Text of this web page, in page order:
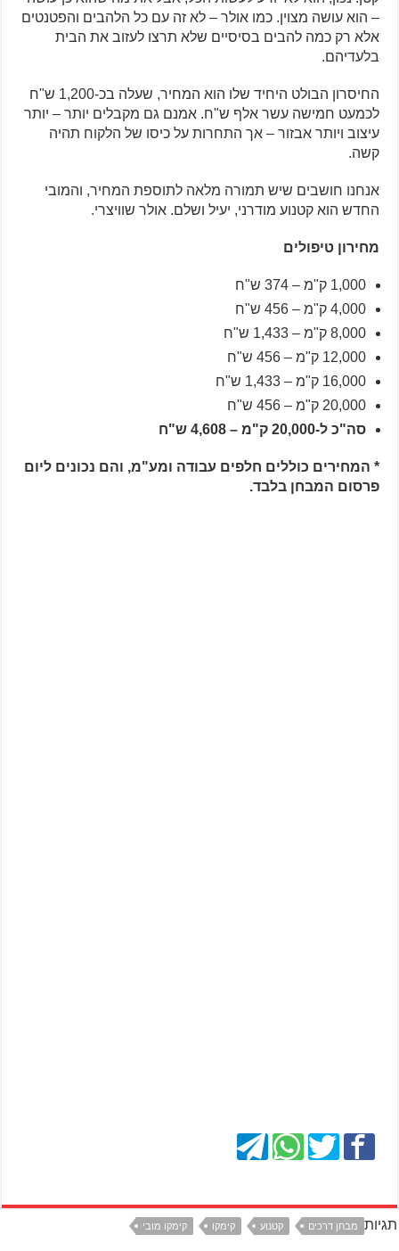
– הוא עושה מצוין. כמו אולר – לא זה עם כל הלהבים והפטנטים
אלא רק כמה להבים בסיסיים שלא תרצו לעזוב את הבית
בלעדיהם.
החיסרון הבולט היחיד שלו הוא המחיר, שעלה בכ-1,200 ש"ח
לכמעט חמישה עשר אלף ש"ח. אמנם גם מקבלים יותר – יותר
עיצוב ויותר אבזור – אך התחרות על כיסו של הלקוח תהיה
קשה.
אנחנו חושבים שיש תמורה מלאה לתוספת המחיר, והמובי
החדש הוא קטנוע מודרני, יעיל ושלם. אולר שוויצרי.
מחירון טיפולים
1,000 ק"מ – 374 ש"ח
4,000 ק"מ – 456 ש"ח
8,000 ק"מ – 1,433 ש"ח
12,000 ק"מ – 456 ש"ח
16,000 ק"מ – 1,433 ש"ח
20,000 ק"מ – 456 ש"ח
סה"כ ל-20,000 ק"מ – 4,608 ש"ח
* המחירים כוללים חלפים עבודה ומע"מ, והם נכונים ליום
פרסום המבחן בלבד.
תגיות מבחן דרכים קטנוע קימקו קימקו מובי